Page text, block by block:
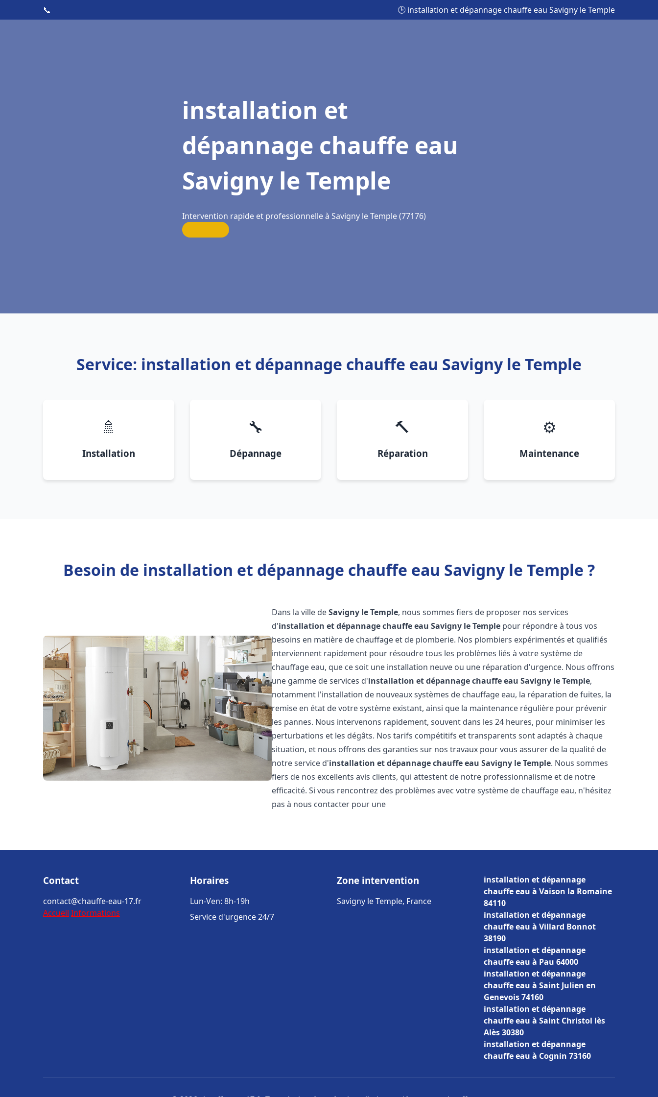
📞 🕒 installation et dépannage chauffe eau Savigny le Temple
installation et
dépannage chauffe eau
Savigny le Temple
Intervention rapide et professionnelle à Savigny le Temple (77176)
Service: installation et dépannage chauffe eau Savigny le Temple
🚿
Installation
🔧
Dépannage
🔨
Réparation
⚙️
Maintenance
Besoin de installation et dépannage chauffe eau Savigny le Temple ?
Dans la ville deSavigny le Temple, nous sommes fiers de proposer nos services
d'installation et dépannage chauffe eau Savigny le Temple pour répondre à tous vos
besoins en matière de chauffage et de plomberie. Nos plombiers expérimentés et qualifiés
interviennent rapidement pour résoudre tous les problèmes liés à votre système de
chauffage eau, que ce soit une installation neuve ou une réparation d'urgence. Nous offrons
une gamme de services d'installation et dépannage chauffe eau Savigny le Temple,
notamment l'installation de nouveaux systèmes de chauffage eau, la réparation de fuites, la
remise en état de votre système existant, ainsi que la maintenance régulière pour prévenir
les pannes. Nous intervenons rapidement, souvent dans les 24 heures, pour minimiser les
perturbations et les dégâts. Nos tarifs compétitifs et transparents sont adaptés à chaque
situation, et nous offrons des garanties sur nos travaux pour vous assurer de la qualité de
notre service d'installation et dépannage chauffe eau Savigny le Temple. Nous sommes
fiers de nos excellents avis clients, qui attestent de notre professionnalisme et de notre
efficacité. Si vous rencontrez des problèmes avec votre système de chauffage eau, n'hésitez
pas à nous contacter pour une
Contact
contact@chauffe-eau-17.fr
Accueil Informations
Horaires
Lun-Ven: 8h-19h
Service d'urgence 24/7
Zone intervention
Savigny le Temple, France
installation et dépannage
chauffe eau à Vaison la Romaine
84110
installation et dépannage
chauffe eau à Villard Bonnot
38190
installation et dépannage
chauffe eau à Pau 64000
installation et dépannage
chauffe eau à Saint Julien en
Genevois 74160
installation et dépannage
chauffe eau à Saint Christol lès
Alès 30380
installation et dépannage
chauffe eau à Cognin 73160